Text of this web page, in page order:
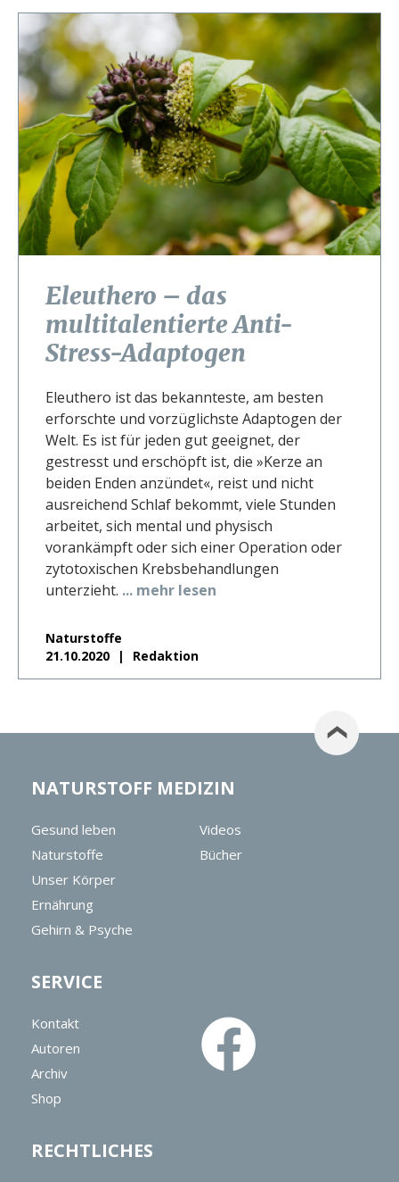
Eleuthero – das
multitalentierte Anti-
Stress-Adaptogen
Eleuthero ist das bekannteste, am besten
erforschte und vorzüglichste Adaptogen der
Welt. Es ist für jeden gut geeignet, der
gestresst und erschöpft ist, die »Kerze an
beiden Enden anzündet«, reist und nicht
ausreichend Schlaf bekommt, viele Stunden
arbeitet, sich mental und physisch
vorankämpft oder sich einer Operation oder
zytotoxischen Krebsbehandlungen
unterzieht. ... mehr lesen
Naturstoffe
21.10.2020
Redaktion
NATURSTOFF MEDIZIN
Gesund leben
Naturstoffe
Unser Körper
Ernährung
Gehirn & Psyche
Videos
Bücher
SERVICE
Kontakt
Autoren
Archiv
Shop
RECHTLICHES